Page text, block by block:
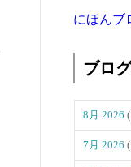
にほんブ
ブロ
8月 2026
7月 2026